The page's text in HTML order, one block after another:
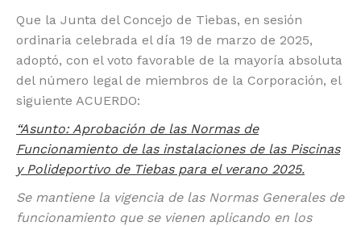
Que la Junta del Concejo de Tiebas, en sesión
ordinaria celebrada el día 19 de marzo de 2025,
adoptó, con el voto favorable de la mayoría absoluta
del número legal de miembros de la Corporación, el
siguiente ACUERDO:
“Asunto:Aprobación de las Normas de
Funcionamiento de las instalaciones de las Piscinas
y Polideportivo de Tiebas para el verano 2025.
Se mantiene la vigencia de las Normas Generales de
funcionamiento que se vienen aplicando en los